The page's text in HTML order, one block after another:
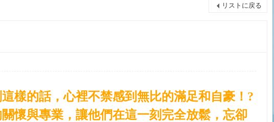
リストに戻る
樣的話，心裡不禁感到無比的滿足和自豪！?
懷與專業，讓他們在這一刻完全放鬆，忘卻